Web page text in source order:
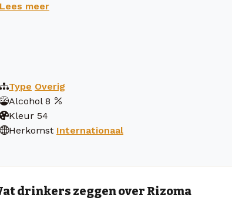
Lees meer
Type Overig
Alcohol 8
Kleur 54
Herkomst Internationaal
drinkers zeggen over Rizoma